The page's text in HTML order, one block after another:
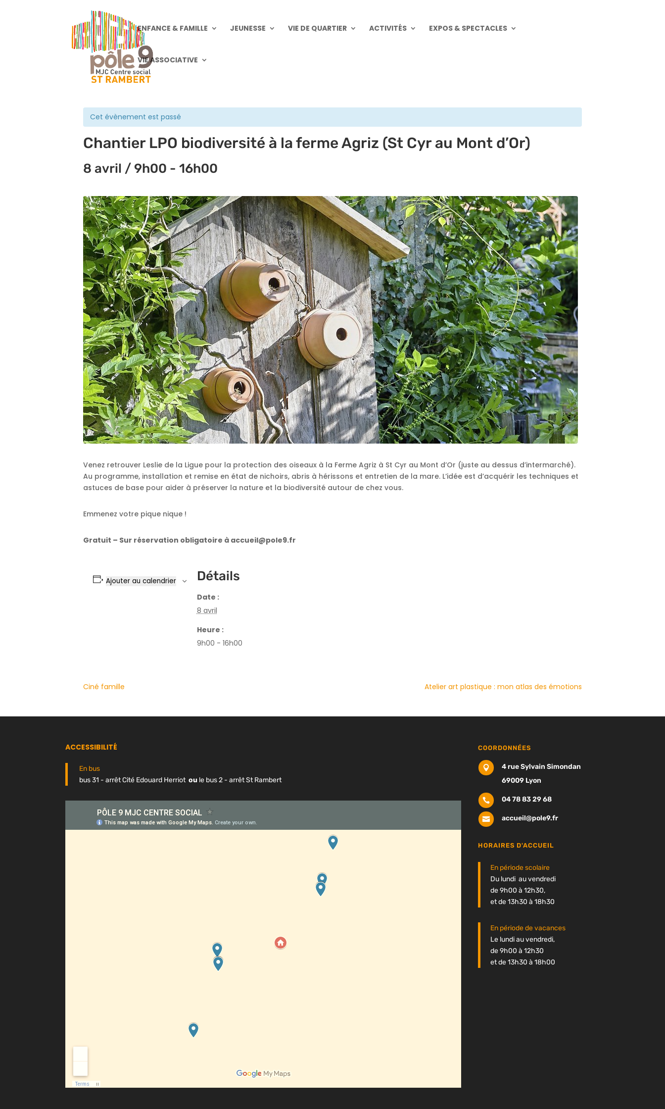
ENFANCE & FAMILLE JEUNESSE VIE DE QUARTIER ACTIVITÉS EXPOS & SPECTACLES
VIE ASSOCIATIVE
« Tous les Évènements
Cet évènement est passé
Chantier LPO biodiversité à la ferme Agriz (St Cyr au Mont d’Or)
8 avril / 9h00 - 16h00
Venez retrouver Leslie de la Ligue pour la protection des oiseaux à la Ferme Agriz à St Cyr au Mont d’Or (juste au dessus d’intermarché).
Au programme, installation et remise en état de nichoirs, abris à hérissons et entretien de la mare. L’idée est d’acquérir les techniques et
astuces de base pour aider à préserver la nature et la biodiversité autour de chez vous.
Emmenez votre pique nique !
Gratuit – Sur réservation obligatoire à accueil@pole9.fr
Ajouter au calendrier Détails
Date :
8 avril
Heure :
9h00 - 16h00
Ciné famille Atelier art plastique : mon atlas des émotions
ACCESSIBILITÉ
En bus
bus 31 - arrêt Cité Edouard Herriot ou le bus 2 - arrêt St Rambert
COORDONNÉES

4 rue Sylvain Simondan
69009 Lyon
 04 78 83 29 68
 accueil@pole9.fr
HORAIRES D'ACCUEIL
En période scolaire
Du lundi au vendredi
de 9h00 à 12h30,
et de 13h30 à 18h30
En période de vacances
Le lundi au vendredi,
de 9h00 à 12h30
et de 13h30 à 18h00